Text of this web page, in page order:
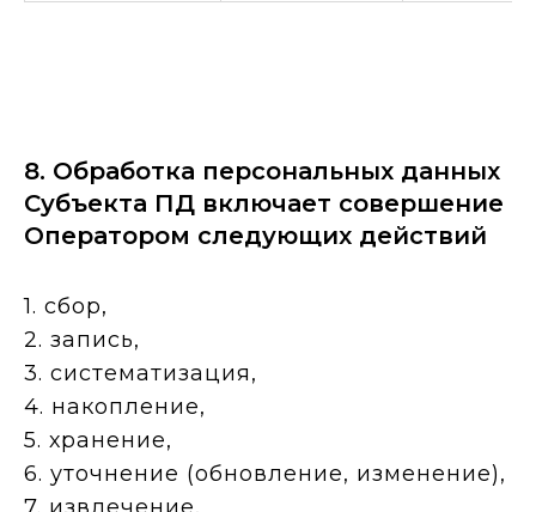
8. Обработка персональных данных
Субъекта ПД включает совершение
Оператором следующих действий
1. сбор,
2. запись,
3. систематизация,
4. накопление,
5. хранение,
6. уточнение (обновление, изменение),